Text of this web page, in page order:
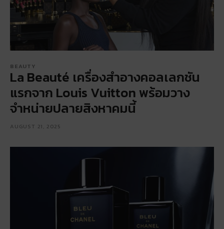
BEAUTY
La Beauté เครื่องสำอางคอลเลกชัน
แรกจาก Louis Vuitton พร้อมวาง
จำหน่ายปลายสิงหาคมนี้
AUGUST 21, 2025